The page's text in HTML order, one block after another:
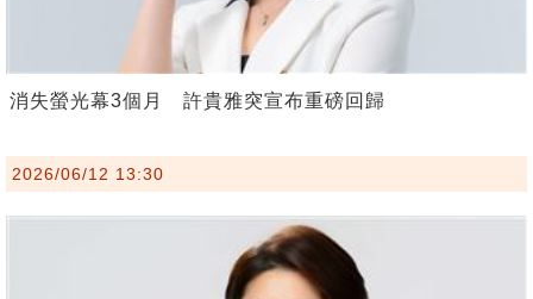
消失螢光幕3個月 許貴雅突宣布重磅回歸
2026/06/12 13:30